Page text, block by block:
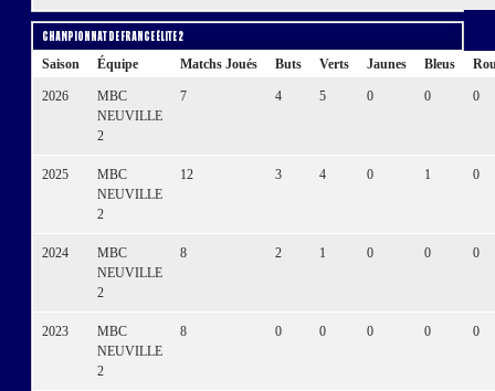
Championnat de France Élite 2
Saison Équipe Matchs Joués Buts Verts Jaunes Bleus
2026
MBC
NEUVILLE
2
7 4 5 0 0 0
2025
MBC
NEUVILLE
2
12 3 4 0 1 0
2024
MBC
NEUVILLE
2
8 2 1 0 0 0
2023
MBC
NEUVILLE
2
8 0 0 0 0 0